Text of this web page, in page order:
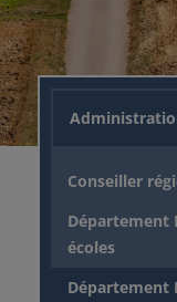
Conseiller
Département
écoles
Département